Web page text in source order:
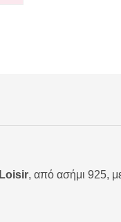
Loisir, από ασήμι 925, με